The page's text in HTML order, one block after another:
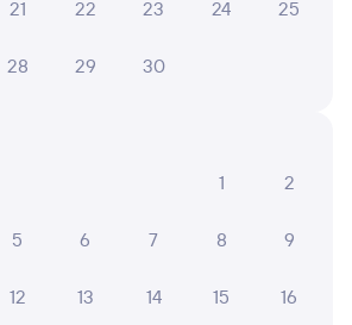
в поезд?
ошибся при вводе данных
21 22 23 24 25
28 29 30
1
2
5 6 7 8 9
12 13 14 15 16